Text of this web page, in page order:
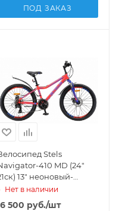
ПОД ЗАКАЗ
Stels
410 MD (24"
13" неоновый-
V010
Нет в наличии
500 руб./шт